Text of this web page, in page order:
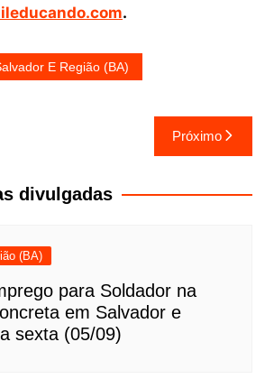
.
E Região (BA)
Próximo
divulgadas
(BA)
para Soldador na
em Salvador e
sexta (05/09)